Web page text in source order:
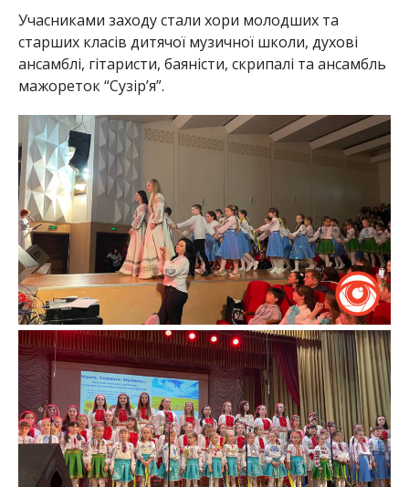
Учасниками заходу стали хори молодших та
старших класів дитячої музичної школи, духові
ансамблі, гітаристи, баяністи, скрипалі та ансамбль
мажореток “Сузір’я”.